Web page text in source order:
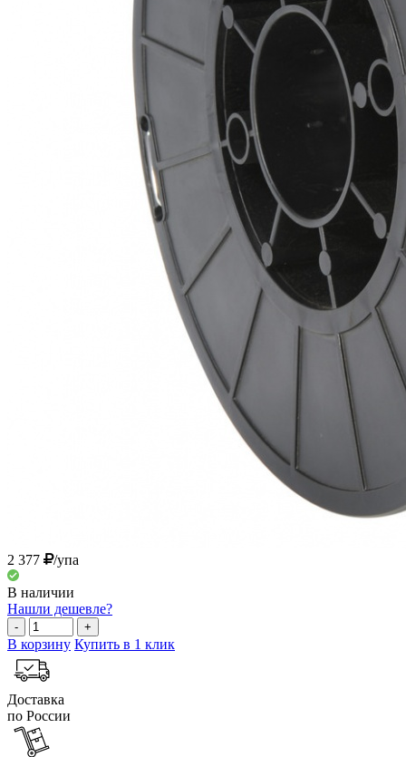
2 377 /упа
В наличии
Нашли дешевле?
- +
В корзину Купить в 1 клик
Доставка
по России